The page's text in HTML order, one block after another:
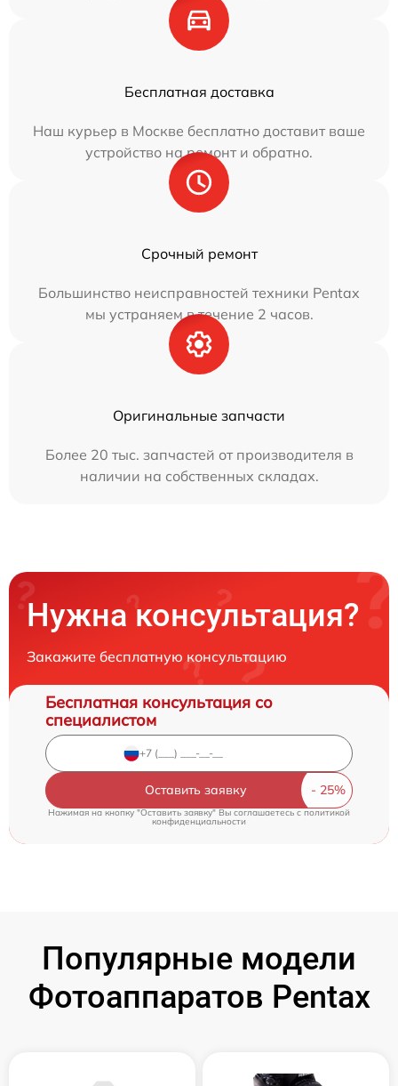
Бесплатная доставка
Наш курьер в Москве бесплатно доставит ваше
устройство на ремонт и обратно.
Срочный ремонт
Большинство неисправностей техники Pentax
мы устраняем в течение 2 часов.
Оригинальные запчасти
Более 20 тыс. запчастей от производителя в
наличии на собственных складах.
Нужна консультация?
Закажите бесплатную консультацию
Бесплатная консультация со
специалистом
Оставить заявку
Нажимая на кнопку "Оставить заявку" Вы соглашаетесь cполитикой
конфиденциальности
Популярные модели
Фотоаппаратов Pentax